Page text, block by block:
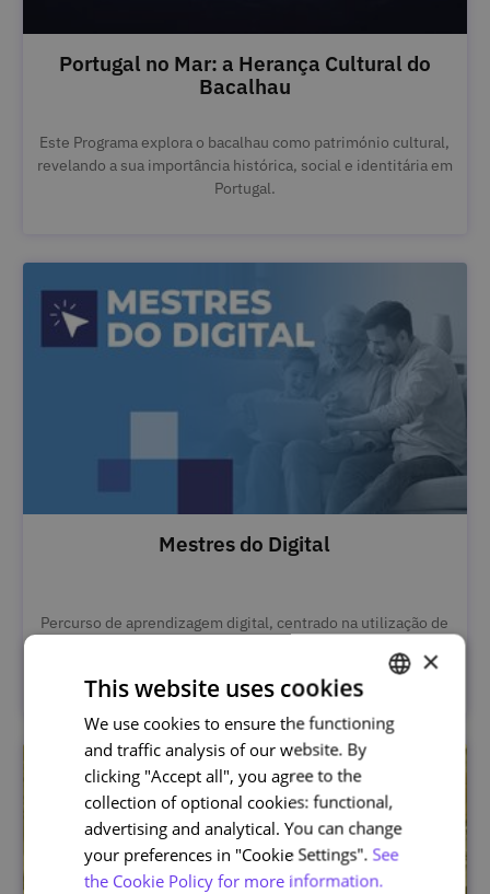
Portugal no Mar: a Herança Cultural do
Bacalhau
Este Programa explora o bacalhau como património cultural,
revelando a sua importância histórica, social e identitária em
Portugal.
Mestres do Digital
Percurso de aprendizagem digital, centrado na utilização de
PORTUGUESE
ENGLISH
×
This website uses cookies
We use cookies to ensure the functioning
and traffic analysis of our website. By
clicking "Accept all", you agree to the
collection of optional cookies: functional,
advertising and analytical. You can change
your preferences in "Cookie Settings". See
the Cookie Policy for more information.